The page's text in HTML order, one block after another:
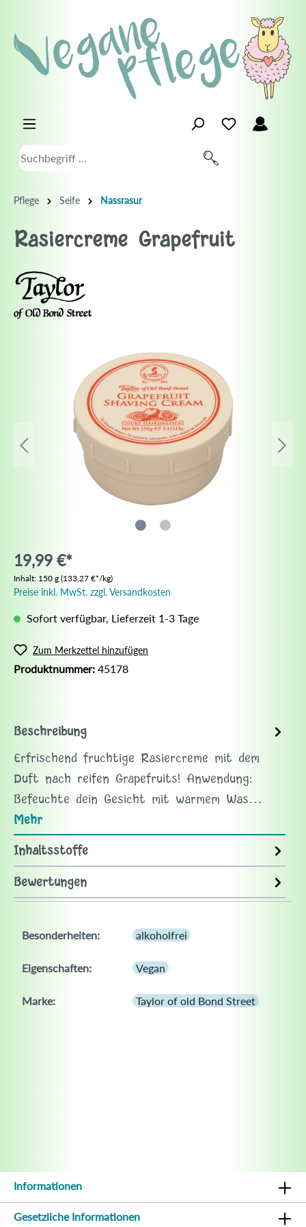
Pflege Seife Nassrasur
Rasiercreme Grapefruit
19,99 €*
Inhalt: 150 g (133,27 €*/kg)
Preise inkl. MwSt. zzgl. Versandkosten
Sofort verfügbar, Lieferzeit 1-3 Tage
Zum Merkzettel hinzufügen
Produktnummer: 45178
Beschreibung
Erfrischend fruchtige Rasiercreme mit dem
Duft nach reifen Grapefruits! Anwendung:
Befeuchte dein Gesicht mit warmem Was…
Mehr
Inhaltsstoffe
Bewertungen
Besonderheiten: alkoholfrei
Eigenschaften: Vegan
Marke: Taylor of old Bond Street
Informationen
Gesetzliche Informationen